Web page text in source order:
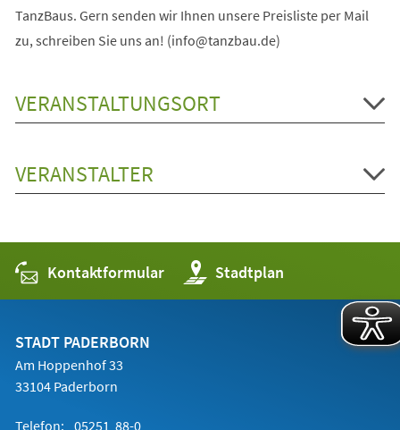
TanzBaus. Gern senden wir Ihnen unsere Preisliste per Mail
zu, schreiben Sie uns an! (info@tanzbau.de)
VERANSTALTUNGSORT
VERANSTALTER
Kontaktformular Stadtplan
(Öffnet
in
einem
STADT PADERBORN
Am Hoppenhof 33
33104 Paderborn
Telefon: 05251 88-0